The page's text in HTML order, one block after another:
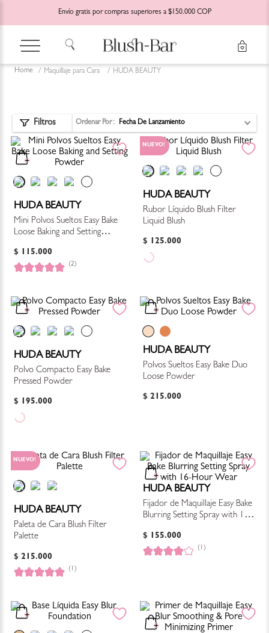
Envío gratis por compras superiores a $150.000 COP
Maquillaje para Cara HUDA BEAUTY
Ordenar Por Fecha De Lanzamiento
HUDA BEAUTY
Mini Polvos Sueltos Easy Bake
Loose Baking and Setting
$ 115.000
(2)
NUEVO!
HUDA BEAUTY
Rubor Líquido Blush Filter
Liquid Blush
$ 125.000
HUDA BEAUTY
Polvo Compacto Easy Bake
Pressed Powder
$ 195.000
HUDA BEAUTY
Polvos Sueltos Easy Bake Duo
Loose Powder
$ 215.000
NUEVO!
HUDA BEAUTY
Paleta de Cara Blush Filter
Palette
$ 215.000
(1)
HUDA BEAUTY
Fijador de Maquillaje Easy Bake
Blurring Setting Spray with 16-
$ 155.000
(1)